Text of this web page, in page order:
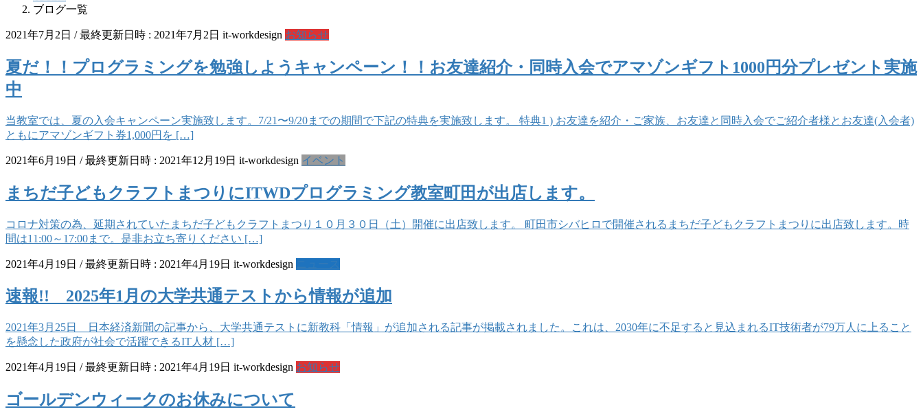
ブログ一覧
2021年7月2日 / 最終更新日時 : 2021年7月2日 it-workdesign お知らせ
夏だ！！プログラミングを勉強しようキャンペーン！！お友達紹介・同時入会でアマゾンギフト1000円分プレゼント実施
中
当教室では、夏の入会キャンペーン実施致します。7/21〜9/20までの期間で下記の特典を実施致します。 特典1 ) お友達を紹介・ご家族、お友達と同時入会でご紹介者様とお友達(入会者)
ともにアマゾンギフト券1,000円を […]
2021年6月19日 / 最終更新日時 : 2021年12月19日 it-workdesign イベント
まちだ子どもクラフトまつりにITWDプログラミング教室町田が出店します。
コロナ対策の為、延期されていたまちだ子どもクラフトまつり１０月３０日（土）開催に出店致します。 町田市シバヒロで開催されるまちだ子どもクラフトまつりに出店致します。時
間は11:00～17:00まで。是非お立ち寄りください […]
2021年4月19日 / 最終更新日時 : 2021年4月19日 it-workdesign
速報!! 2025年1月の大学共通テストから情報が追加
2021年3月25日 日本経済新聞の記事から、大学共通テストに新教科「情報」が追加される記事が掲載されました。これは、2030年に不足すると見込まれるIT技術者が79万人に上ること
を懸念した政府が社会で活躍できるIT人材 […]
2021年4月19日 / 最終更新日時 : 2021年4月19日 it-workdesign お知らせ
ゴールデンウィークのお休みについて